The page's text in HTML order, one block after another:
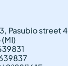
Pasubio street 4